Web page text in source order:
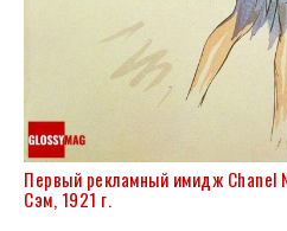
Первый рекламный имидж Chanel
Сэм, 1921 г.